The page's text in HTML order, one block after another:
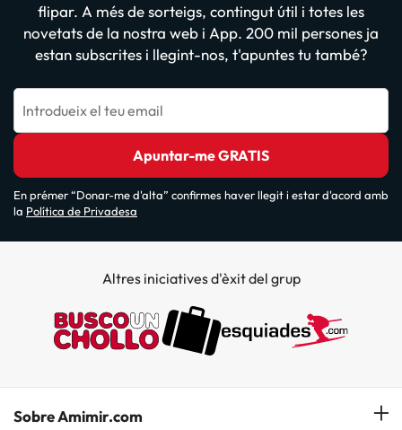
flipar. A més de sorteigs, contingut útil i totes les
novetats de la nostra web i App. 200 mil persones ja
estan subscrites i llegint-nos, t'apuntes tu també?
Introdueix el teu email
Apuntar-me GRATIS
En prémer “Donar-me d'alta” confirmes haver llegit i estar d'acord amb
la Política de Privadesa
Altres iniciatives d'èxit del grup
Sobre Amimir.com